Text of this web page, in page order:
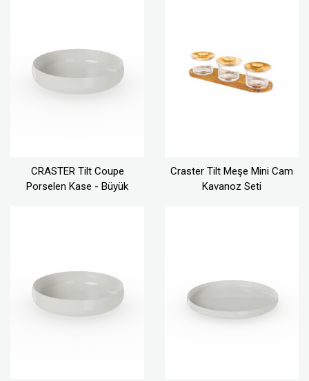
CRASTER Tilt Coupe
Porselen Kase - Büyük
Craster Tilt Meşe Mini Cam
Kavanoz Seti